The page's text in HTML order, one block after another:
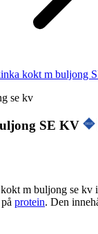
kokt m buljong
SE KV
m buljong se kv
protein. Den